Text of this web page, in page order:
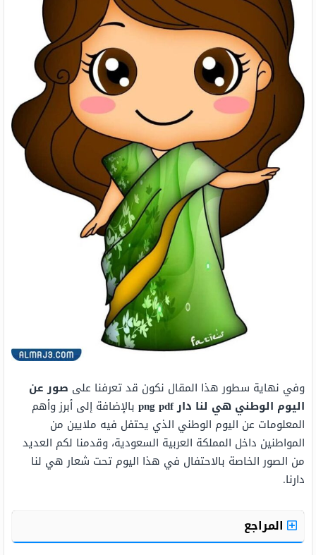
وفي نهاية سطور هذا المقال نكون قد تعرفنا على صور عن
اليوم الوطني هي لنا دار png pdf
بالإضافة إلى أبرز وأهم
المعلومات عن اليوم الوطني الذي يحتفل فيه ملايين من
المواطنين داخل المملكة العربية السعودية، وقدمنا لكم العديد
من الصور الخاصة بالاحتفال في هذا اليوم تحت شعار هي لنا
دارنا.
المراجع